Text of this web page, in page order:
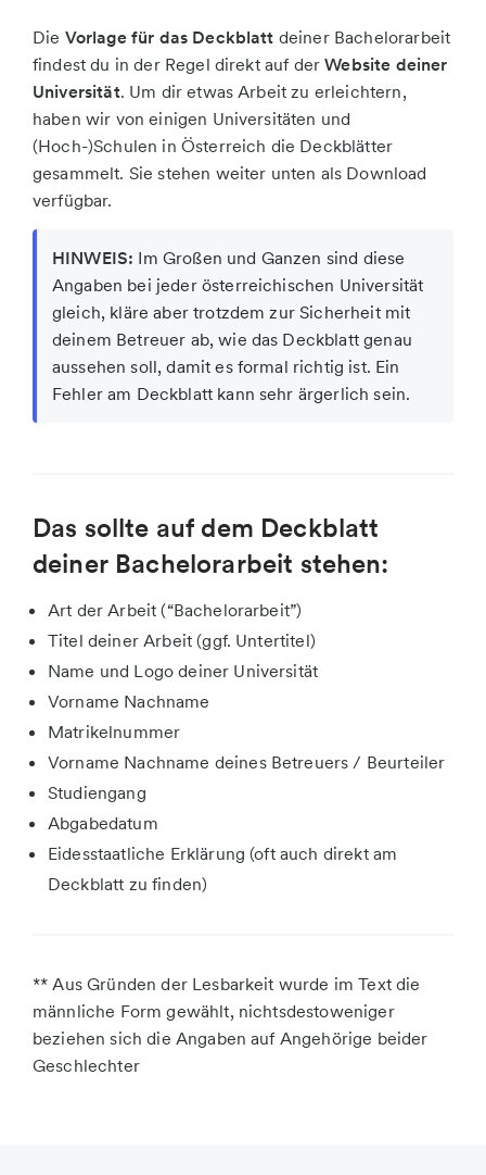
Die Vorlage für das Deckblatt deiner Bachelorarbeit
findest du in der Regel direkt auf derWebsite deiner
Universität. Um dir etwas Arbeit zu erleichtern,
haben wir von einigen Universitäten und
(Hoch-)Schulen in Österreich die Deckblätter
gesammelt. Sie stehen weiter unten als Download
verfügbar.
HINWEIS: Im Großen und Ganzen sind diese
Angaben bei jeder österreichischen Universität
gleich, kläre aber trotzdem zur Sicherheit mit
deinem Betreuer ab, wie das Deckblatt genau
aussehen soll, damit es formal richtig ist. Ein
Fehler am Deckblatt kann sehr ärgerlich sein.
Das sollte auf dem Deckblatt
deiner Bachelorarbeit stehen:
Art der Arbeit (“Bachelorarbeit”)
Titel deiner Arbeit (ggf. Untertitel)
Name und Logo deiner Universität
Vorname Nachname
Matrikelnummer
Vorname Nachname deines Betreuers / Beurteiler
Studiengang
Abgabedatum
Eidesstaatliche Erklärung (oft auch direkt am
Deckblatt zu finden)
** Aus Gründen der Lesbarkeit wurde im Text die
männliche Form gewählt, nichtsdestoweniger
beziehen sich die Angaben auf Angehörige beider
Geschlechter